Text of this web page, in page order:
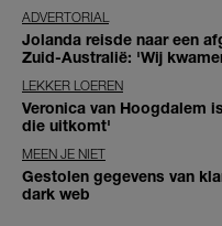
ADVERTORIAL
Jolanda reisde naar een
Zuid-Australië: 'Wij
LEKKER LOEREN
Veronica van Hoogdalem
die uitkomt'
MEEN JE NIET
Gestolen gegevens van
dark web